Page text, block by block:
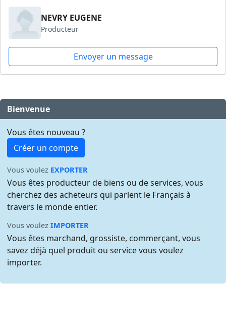
NEVRY EUGENE
Producteur
Envoyer un message
Bienvenue
Vous êtes nouveau ?
Créer un compte
Vous voulez EXPORTER
Vous êtes producteur de biens ou de services, vous
cherchez des acheteurs qui parlent le Français à
travers le monde entier.
Vous voulezIMPORTER
Vous êtes marchand, grossiste, commerçant, vous
savez déjà quel produit ou service vous voulez
importer.